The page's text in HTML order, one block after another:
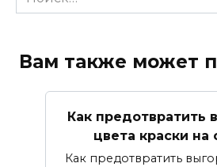
for:
Вам также может
Как предотвратить
цвета краски на
Как предотвратить